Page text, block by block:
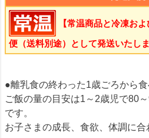
【常温商品と冷凍お
便（送料別途）として発送いたしま
●離乳食の終わった1歳ごろから食
ご飯の量の目安は1～2歳児で80
です。
お子さまの成長、食欲、体調に合